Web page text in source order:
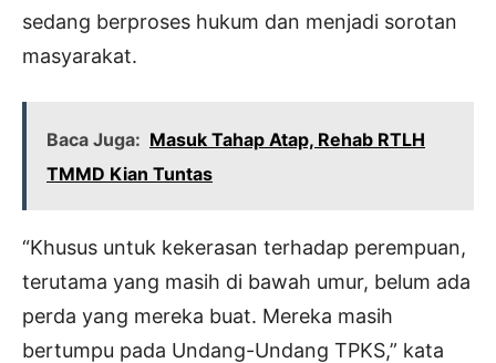
sedang berproses hukum dan menjadi sorotan
masyarakat.
Baca Juga: Masuk Tahap Atap, Rehab RTLH
TMMD Kian Tuntas
“Khusus untuk kekerasan terhadap perempuan,
terutama yang masih di bawah umur, belum ada
perda yang mereka buat. Mereka masih
bertumpu pada Undang-Undang TPKS,” kata